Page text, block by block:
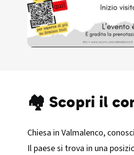
🏘️ Scopri il
Chiesa in Valmalenco,
Il paese si trova in una